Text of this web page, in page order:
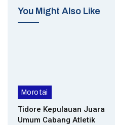
You Might Also Like
Morotai
Tidore Kepulauan Juara
Umum Cabang Atletik